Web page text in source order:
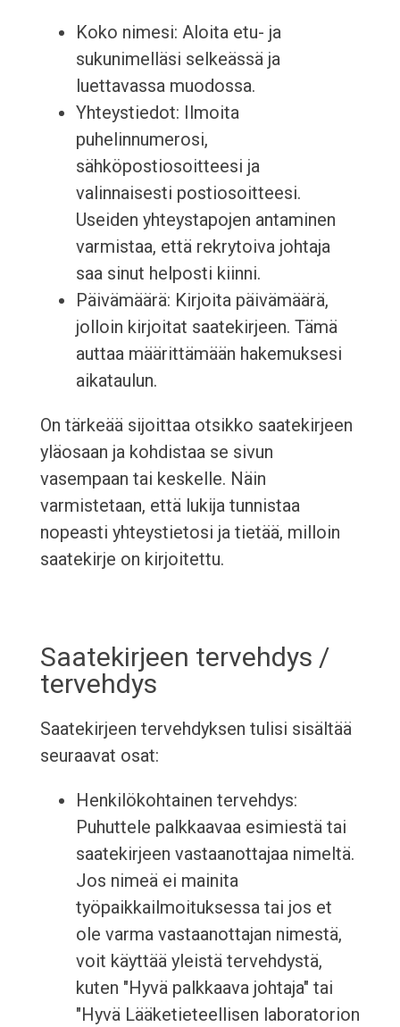
Koko nimesi: Aloita etu- ja
sukunimelläsi selkeässä ja
luettavassa muodossa.
Yhteystiedot: Ilmoita
puhelinnumerosi,
sähköpostiosoitteesi ja
valinnaisesti postiosoitteesi.
Useiden yhteystapojen antaminen
varmistaa, että rekrytoiva johtaja
saa sinut helposti kiinni.
Päivämäärä: Kirjoita päivämäärä,
jolloin kirjoitat saatekirjeen. Tämä
auttaa määrittämään hakemuksesi
aikataulun.
On tärkeää sijoittaa otsikko saatekirjeen
yläosaan ja kohdistaa se sivun
vasempaan tai keskelle. Näin
varmistetaan, että lukija tunnistaa
nopeasti yhteystietosi ja tietää, milloin
saatekirje on kirjoitettu.
Saatekirjeen tervehdys /
tervehdys
Saatekirjeen tervehdyksen tulisi sisältää
seuraavat osat:
Henkilökohtainen tervehdys:
Puhuttele palkkaavaa esimiestä tai
saatekirjeen vastaanottajaa nimeltä.
Jos nimeä ei mainita
työpaikkailmoituksessa tai jos et
ole varma vastaanottajan nimestä,
voit käyttää yleistä tervehdystä,
kuten "Hyvä palkkaava johtaja" tai
"Hyvä Lääketieteellisen laboratorion